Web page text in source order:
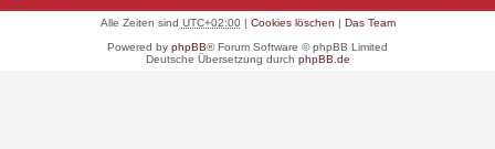
Alle Zeiten sind UTC+02:00| Cookies löschen | Das Team
Powered by phpBB® Forum Software © phpBB Limited
Deutsche Übersetzung durch phpBB.de